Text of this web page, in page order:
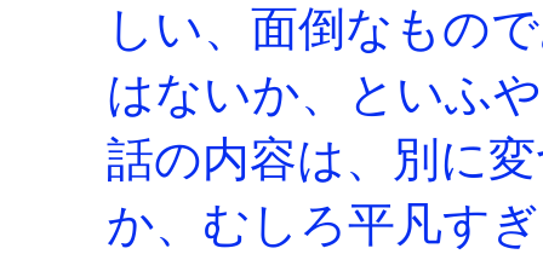
しい、面倒なもの
はないか、といふ
話の内容は、別に
か、むしろ平凡す